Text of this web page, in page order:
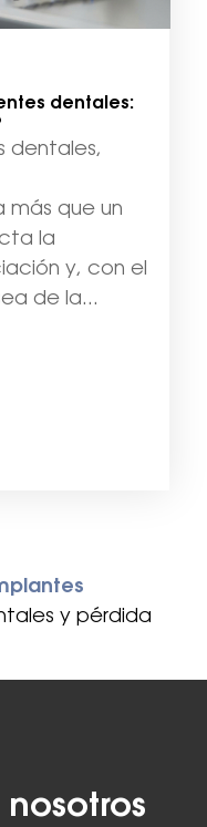
dentales:
dentales,
más que un
la
y, con el
de la...
y pérdida